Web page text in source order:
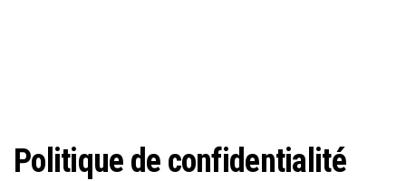
Politique de confidentialité